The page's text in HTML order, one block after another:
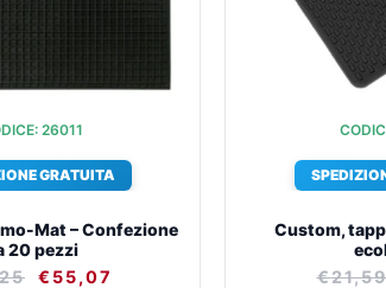
26011
GRATUITA
Mat – Confezione
20 pezzi
€ 55,07
Custom,
€